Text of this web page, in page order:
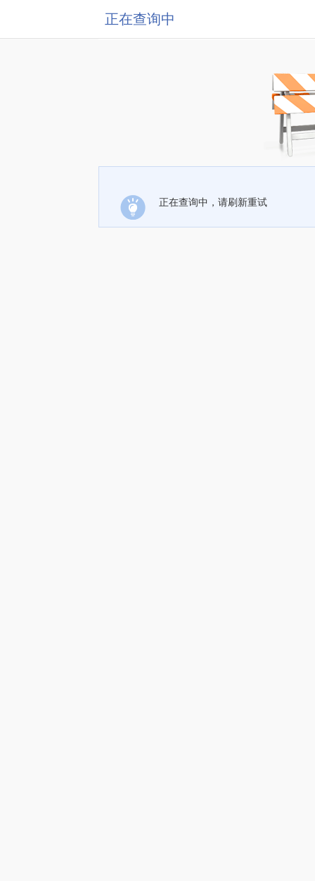
正在查询中
正在查询中，请刷新重试